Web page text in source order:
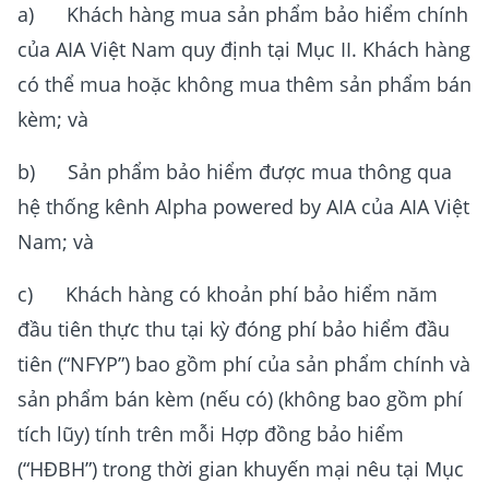
a) Khách hàng mua sản phẩm bảo hiểm chính
của AIA Việt Nam quy định tại Mục II. Khách hàng
có thể mua hoặc không mua thêm sản phẩm bán
kèm; và
b) Sản phẩm bảo hiểm được mua thông qua
hệ thống kênh Alpha powered by AIA của AIA Việt
Nam; và
c) Khách hàng có khoản phí bảo hiểm năm
đầu tiên thực thu tại kỳ đóng phí bảo hiểm đầu
tiên (“NFYP”) bao gồm phí của sản phẩm chính và
sản phẩm bán kèm (nếu có) (không bao gồm phí
tích lũy) tính trên mỗi Hợp đồng bảo hiểm
(“HĐBH”) trong thời gian khuyến mại nêu tại Mục